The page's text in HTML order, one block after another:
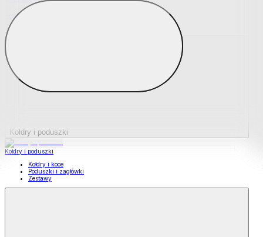
Podkładki na materace
Materace nawierzchniowe
Kołdry i poduszki
Kołdry i poduszki
Kołdry i koce
Poduszki i zagłówki
Zestawy